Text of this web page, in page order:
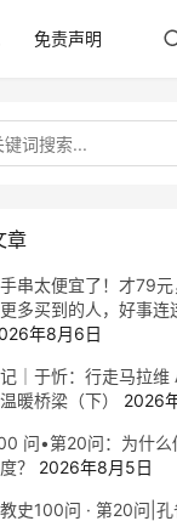
免责声明
章
串太便宜了！才79
多买到的人，好事连
年8月6日
｜于忻：行走马拉维
暖桥梁（下）
2026
问•第20问：为什么
？
2026年8月5日
史100问 · 第20问|